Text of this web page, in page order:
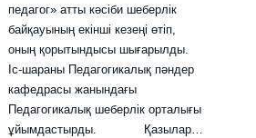
педагог» атты кәсіби шеберлік
байқауының екінші кезеңі өтіп,
оның қорытындысы шығарылды.
Іс-шараны Педагогикалық пәндер
кафедрасы жанындағы
Педагогикалық шеберлік орталығы
ұйымдастырды. Қазылар…